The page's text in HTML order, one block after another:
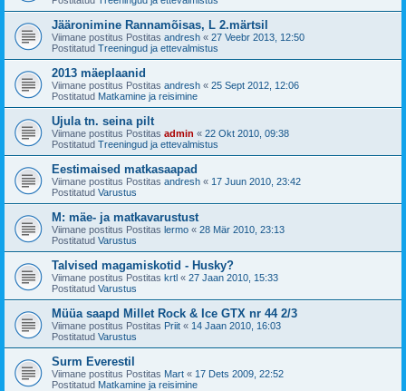
Jääronimine Rannamõisas, L 2.märtsil
Viimane postitus Postitas andresh « 27 Veebr 2013, 12:50
Postitatud Treeningud ja ettevalmistus
2013 mäeplaanid
Viimane postitus Postitas andresh « 25 Sept 2012, 12:06
Postitatud Matkamine ja reisimine
Ujula tn. seina pilt
Viimane postitus Postitas admin « 22 Okt 2010, 09:38
Postitatud Treeningud ja ettevalmistus
Eestimaised matkasaapad
Viimane postitus Postitas andresh « 17 Juun 2010, 23:42
Postitatud Varustus
M: mäe- ja matkavarustust
Viimane postitus Postitas lermo « 28 Mär 2010, 23:13
Postitatud Varustus
Talvised magamiskotid - Husky?
Viimane postitus Postitas krtl « 27 Jaan 2010, 15:33
Postitatud Varustus
Müüa saapd Millet Rock & Ice GTX nr 44 2/3
Viimane postitus Postitas Priit « 14 Jaan 2010, 16:03
Postitatud Varustus
Surm Everestil
Viimane postitus Postitas Mart « 17 Dets 2009, 22:52
Postitatud Matkamine ja reisimine